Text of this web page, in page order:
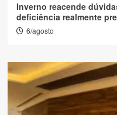
Inverno reacende
deficiência realmente
6/agosto